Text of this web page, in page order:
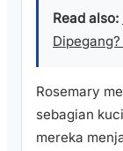
Read also:
Rosemary
sebagian
mereka